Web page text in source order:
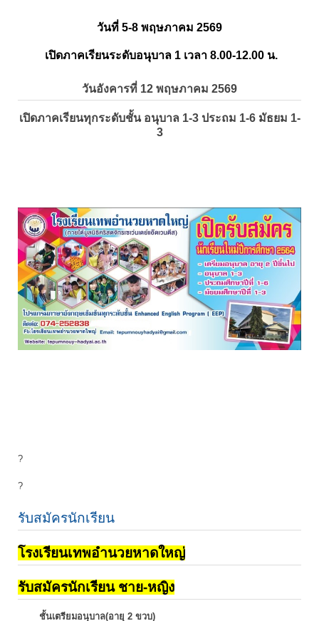
วันที่ 5-8 พฤษภาคม 2569
เปิดภาคเรียนระดับอนุบาล 1 เวลา 8.00-12.00 น.
วันอังคารที่ 12 พฤษภาคม 2569
เปิดภาคเรียนทุกระดับชั้น อนุบาล 1-3 ประถม 1-6 มัธยม 1-
3
?
?
รับสมัครนักเรียน
โรงเรียนเทพอำนวยหาดใหญ่
รับสมัครนักเรียน ชาย-หญิง
ชั้นเตรียมอนุบาล(อายุ 2 ขวบ)